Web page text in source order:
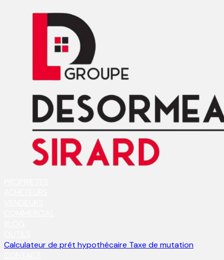
Calculateur de prêt hypothécaire Taxe de mutation